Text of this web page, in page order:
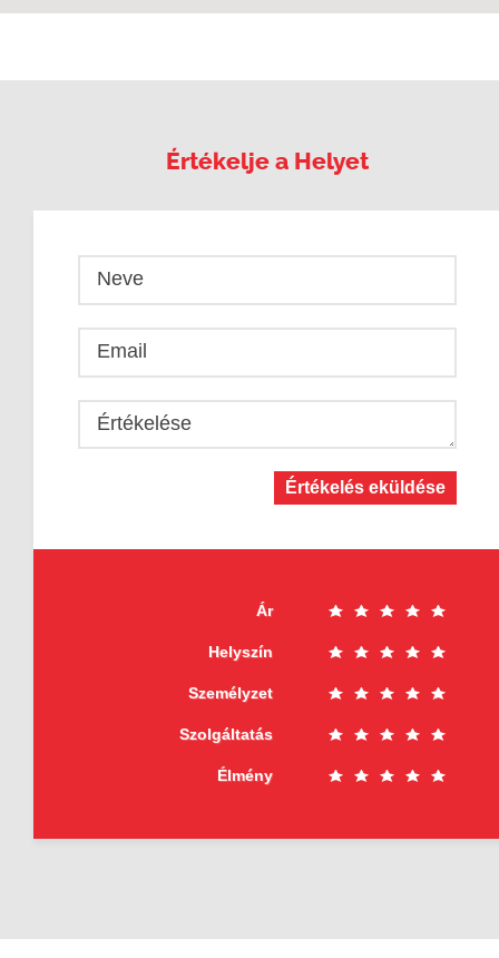
Értékelje a Helyet
Neve
Email
Értékelése
Értékelés eküldése
Ár
Helyszín
Személyzet
Szolgáltatás
Élmény